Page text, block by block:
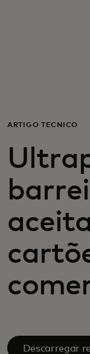
Notícias
ARTIGO TÉCNICO
Descarregar